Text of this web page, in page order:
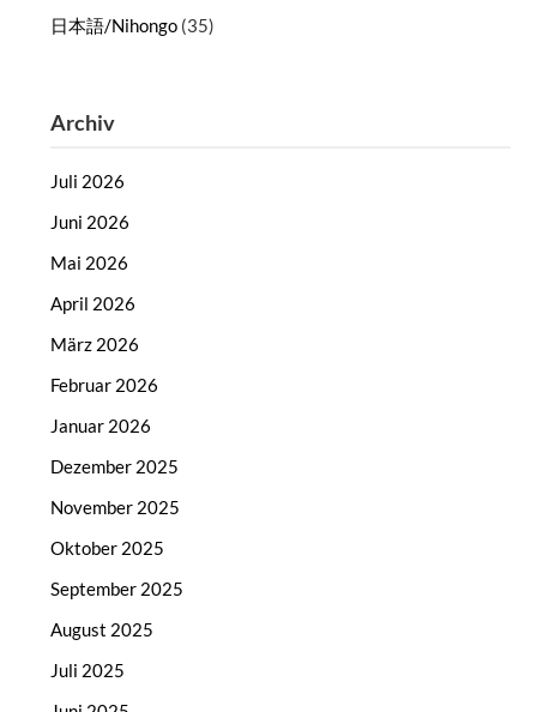
日本語/Nihongo (35)
Archiv
Juli 2026
Juni 2026
Mai 2026
April 2026
März 2026
Februar 2026
Januar 2026
Dezember 2025
November 2025
Oktober 2025
September 2025
August 2025
Juli 2025